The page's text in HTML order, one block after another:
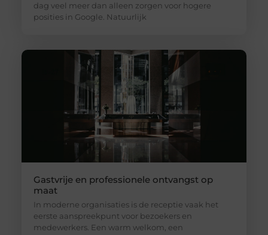
dag veel meer dan alleen zorgen voor hogere
posities in Google. Natuurlijk
Gastvrije en professionele ontvangst op
maat
In moderne organisaties is de receptie vaak het
eerste aanspreekpunt voor bezoekers en
medewerkers. Een warm welkom, een